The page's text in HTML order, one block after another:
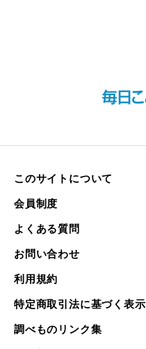
このサイトについて
会員制度
よくある質問
お問い合わせ
利用規約
特定商取引法に基づく表示
調べものリンク集